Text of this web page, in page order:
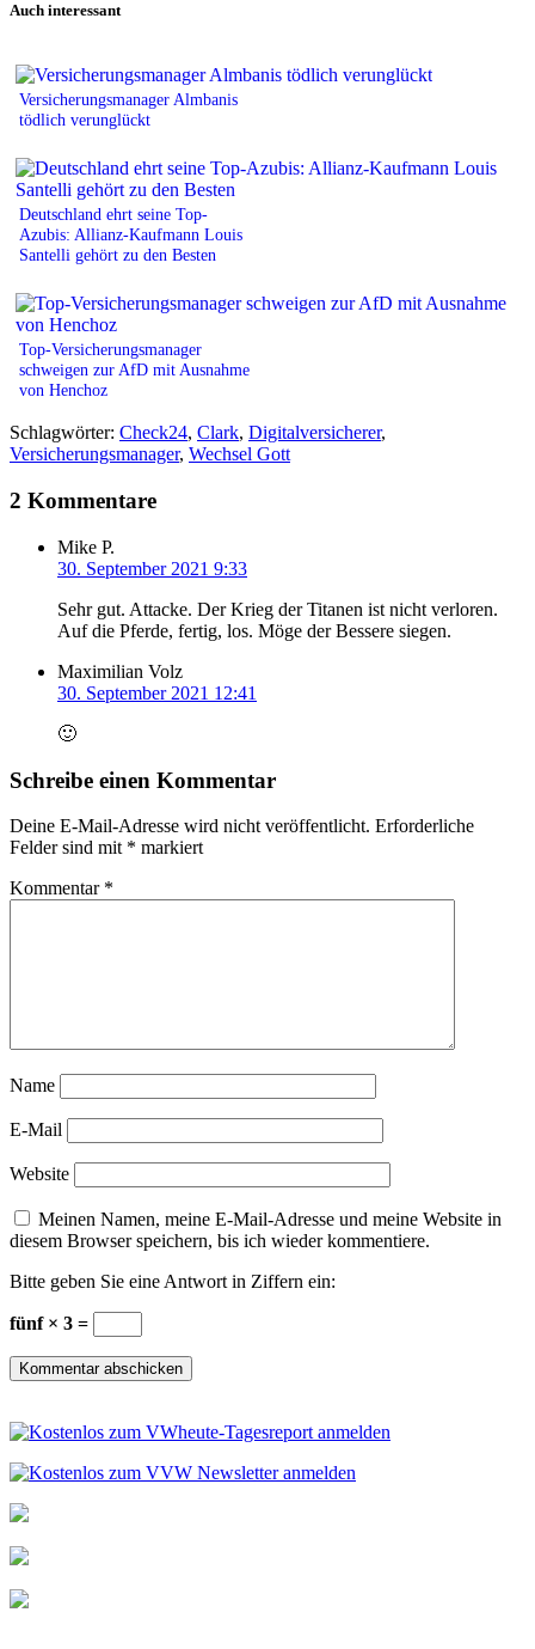
Auch interessant
Versicherungsmanager Almbanis
tödlich verunglückt
Deutschland ehrt seine Top-
Azubis: Allianz-Kaufmann Louis
Santelli gehört zu den Besten
Top-Versicherungsmanager
schweigen zur AfD mit Ausnahme
von Henchoz
Schlagwörter: Check24, Clark, Digitalversicherer,
Versicherungsmanager, Wechsel Gott
2 Kommentare
Mike P.
30. September 2021 9:33
Sehr gut. Attacke. Der Krieg der Titanen ist nicht verloren.
Auf die Pferde, fertig, los. Möge der Bessere siegen.
Maximilian Volz
30. September 2021 12:41
🙂
Schreibe einen Kommentar
Deine E-Mail-Adresse wird nicht veröffentlicht. Erforderliche
Felder sind mit * markiert
Kommentar *
Name
E-Mail
Website
Meinen Namen, meine E-Mail-Adresse und meine Website in
diesem Browser speichern, bis ich wieder kommentiere.
Bitte geben Sie eine Antwort in Ziffern ein:
fünf × 3 =